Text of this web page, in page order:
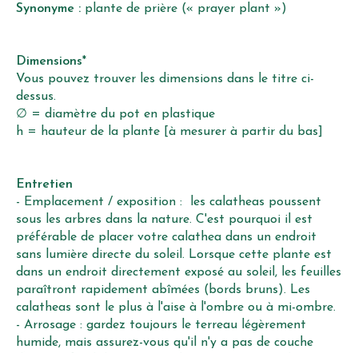
Synonyme : plante de prière (« prayer plant »)
Dimensions*
Vous pouvez trouver les dimensions dans le titre ci-
dessus.
∅ = diamètre du pot en plastique
h = hauteur de la plante [à mesurer à partir du bas]
Entretien
- Emplacement / exposition : les calatheas poussent
sous les arbres dans la nature. C'est pourquoi il est
préférable de placer votre calathea dans un endroit
sans lumière directe du soleil. Lorsque cette plante est
dans un endroit directement exposé au soleil, les feuilles
paraîtront rapidement abîmées (bords bruns). Les
calatheas sont le plus à l'aise à l'ombre ou à mi-ombre.
- Arrosage : gardez toujours le terreau légèrement
humide, mais assurez-vous qu'il n'y a pas de couche